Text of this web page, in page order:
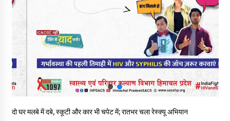
रूपी भावा वन्यजीव अभयारण्य में फिर दिखा जंगलों का ‘खामोश पहरेदार’, दुर्लभ
हिमालयन “सीरो” कैमरे में कैद
भ्रष्टाचार से अर्जित संपत्ति जब्त कर गरीबों में बांटेगी हिमाचल सरकार -CM
06/08/2026
मिली बड़ी सौगात
दो घर मलबे में दबे, स्कूटी और कार भी चपेट में; रातभर चला रेस्क्यू अभियान